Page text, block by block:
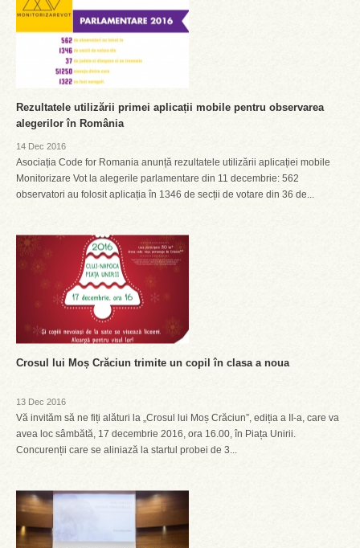
Rezultatele utilizării primei aplicații mobile pentru observarea
alegerilor în România
14 Dec 2016
Asociația Code for Romania anunță rezultatele utilizării aplicației mobile
Monitorizare Vot la alegerile parlamentare din 11 decembrie: 562
observatori au folosit aplicația în 1346 de secții de votare din 36 de...
Crosul lui Moș Crăciun trimite un copil în clasa a noua
13 Dec 2016
Vă invităm să ne fiți alături la „Crosul lui Moș Crăciun”, ediția a II-a, care va
avea loc sâmbătă, 17 decembrie 2016, ora 16.00, în Piața Unirii.
Concurenții care se aliniază la startul probei de 3...